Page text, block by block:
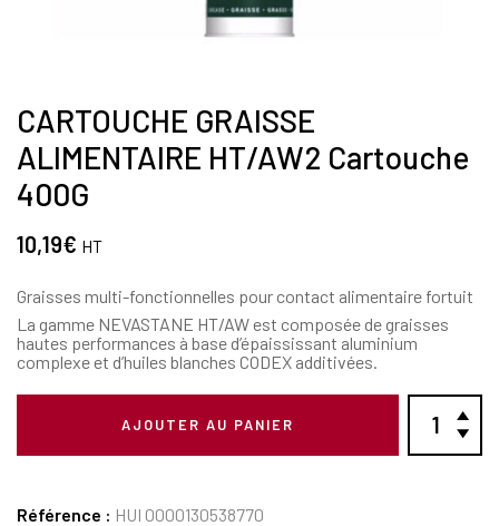
CARTOUCHE GRAISSE
ALIMENTAIRE HT/AW2 Cartouche
400G
10,19€ HT
Graisses multi-fonctionnelles pour contact alimentaire fortuit
La gamme NEVASTANE HT/AW est composée de graisses
hautes performances à base d’épaississant aluminium
complexe et d’huiles blanches CODEX additivées.
AJOUTER AU PANIER
Référence : HUI 0000130538770